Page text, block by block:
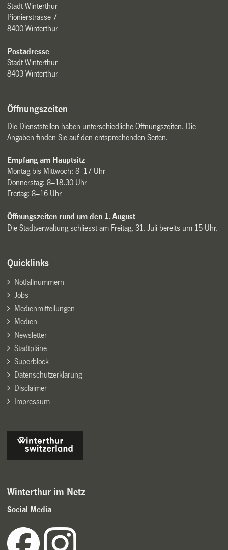
Stadt Winterthur
Pionierstrasse 7
8400 Winterthur
Postadresse
Stadt Winterthur
8403 Winterthur
Öffnungszeiten
Die Dienststellen haben unterschiedliche Öffnungszeiten. Die
Angaben finden Sie auf den entsprechenden Seiten.
Empfang am Hauptsitz
Montag bis Mittwoch: 8–17 Uhr
Donnerstag: 8–18.30 Uhr
Freitag: 8–16 Uhr
Öffnungszeiten rund um den 1. August
Die Stadtverwaltung schliesst am Freitag, 31. Juli bereits um 15 Uhr.
Quicklinks
Notfallnummern
Jobs
Medienmitteilungen
Medien
Newsletter
Stadtpläne
Superblock
Datenschutzerklärung
Disclaimer
Impressum
Winterthur im Netz
Social Media